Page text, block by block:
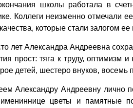
школы работала в
Коллеги неизменно отмечали
которые стали залогом
лет Александра Андреевна
прост: тяга к труду,
детей, шестеро внуков, восемь
Александру Андреевну лично
цветы и памятные